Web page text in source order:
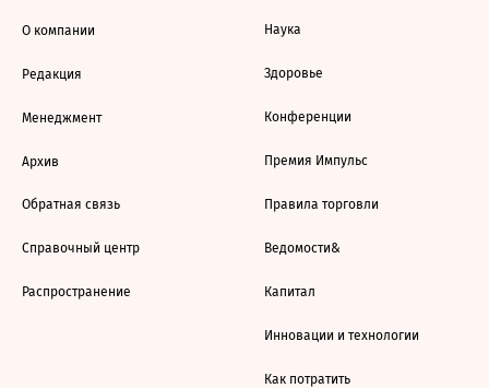
О компании
Редакция
Менеджмент
Архив
Обратная связь
Справочный центр
Распространение
Наука
Здоровье
Конференции
Премия Импульс
Правила торговли
Ведомости&
Капитал
Инновации и технологии
Как потратить